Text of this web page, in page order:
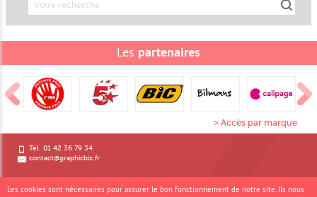
Les partenaires
> Accès par marque
Tél. 01 42 36 79 34
contact@graphicbiz.fr
Les cookies sont nécessaires pour assurer le bon fonctionnement de notre site. Ils nous